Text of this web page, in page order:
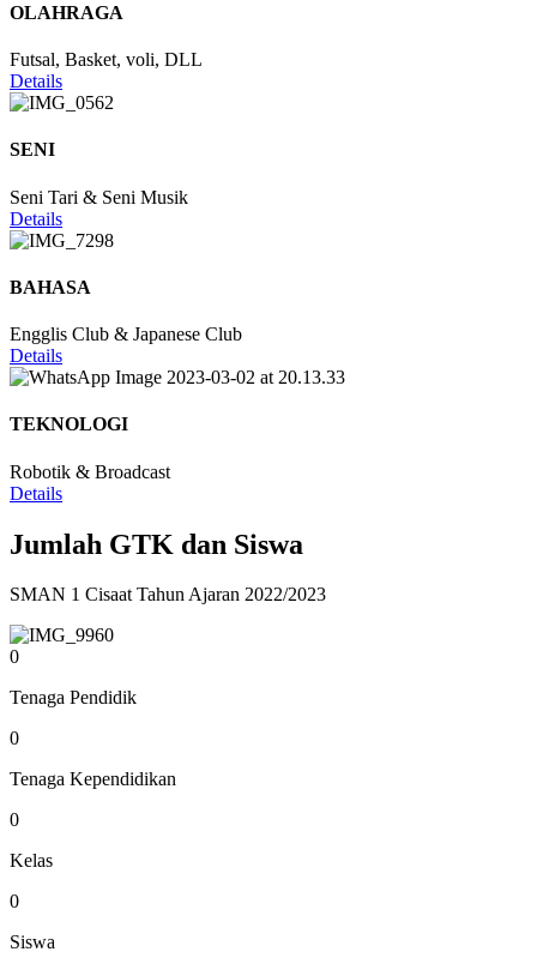
OLAHRAGA
Futsal, Basket, voli, DLL
Details
SENI
Seni Tari & Seni Musik
Details
BAHASA
Engglis Club & Japanese Club
Details
TEKNOLOGI
Robotik & Broadcast
Details
Jumlah GTK dan Siswa
SMAN 1 Cisaat Tahun Ajaran 2022/2023
0
Tenaga Pendidik
0
Tenaga Kependidikan
0
Kelas
0
Siswa